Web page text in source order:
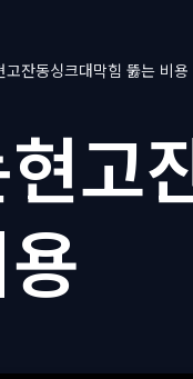
고잔동싱크대막힘 뚫는 비용
고